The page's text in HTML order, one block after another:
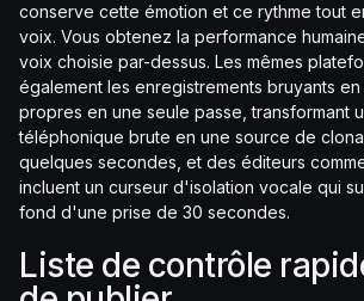
conserve cette émotion et ce rythme tout
voix. Vous obtenez la performance
voix choisie par-dessus. Les mêmes
également les enregistrements bruyants en
propres en une seule passe, transformant
téléphonique brute en une source de
quelques secondes, et des éditeurs
incluent un curseur d'isolation vocale qui
fond d'une prise de 30 secondes.
Liste de contrôle